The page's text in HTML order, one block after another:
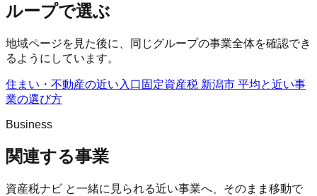
ループで選ぶ
地域ページを見た後に、同じグループの事業全体を確認でき
るようにしています。
住まい・不動産の近い入口 固定資産税 新潟市 平均と近い事
業の選び方
Business
関連する事業
資産税ナビ と一緒に見られる近い事業へ、そのまま移動で